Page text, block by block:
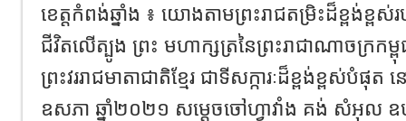
ខេត្តកំពង់ឆ្នាំង ៖ យោងតាមព្រះរាជតម្រិះដ៏ខ្ពង់ខ្ព
ជីវិតលើត្បូង ព្រះ មហាក្សត្រនៃព្រះរាជាណាចក្រកម្
ព្រះវររាជមាតាជាតិខ្មែរ ជាទីសក្ការៈ​ដ៏ខ្ពង់ខ្ពស់​បំផុ
ឧសភា ឆ្នាំ២០២១ សម្តេចចៅហ្វាវាំង គង់ សំអុល ឧបន